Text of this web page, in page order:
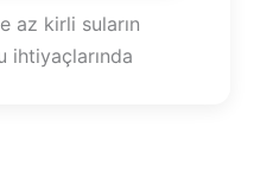
az kirli suların
ihtiyaçlarında